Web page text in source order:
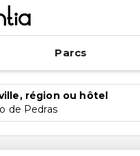
Parcs
région ou hôtel
de Pedras